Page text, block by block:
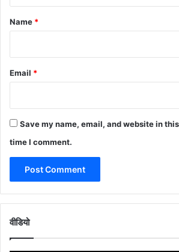
*
Name *
Email *
Save my name, email, and website in
time I comment.
वीडियो